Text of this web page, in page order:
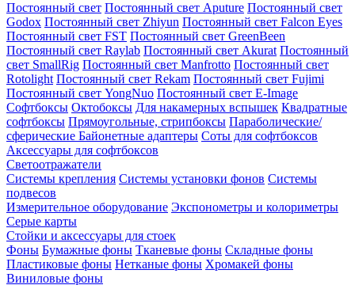
Постоянный свет Постоянный свет Aputure Постоянный свет
Godox Постоянный свет Zhiyun Постоянный свет Falcon Eyes
Постоянный свет FST Постоянный свет GreenBeen
Постоянный свет Raylab Постоянный свет Akurat Постоянный
свет SmallRig Постоянный свет Manfrotto Постоянный свет
Rotolight Постоянный свет Rekam Постоянный свет Fujimi
Постоянный свет YongNuo Постоянный свет E-Image
Софтбоксы Октобоксы Для накамерных вспышек Квадратные
софтбоксы Прямоугольные, стрипбоксы Параболические/
сферические Байонетныe адаптеры Соты для софтбоксов
Аксессуары для софтбоксов
Светоотражатели
Системы крепления Системы установки фонов Системы
подвесов
Измерительное оборудование Экспонометры и колориметры
Серые карты
Стойки и аксессуары для стоек
Фоны Бумажные фоны Тканевые фоны Складные фоны
Пластиковые фоны Нетканые фоны Хромакей фоны
Виниловые фоны